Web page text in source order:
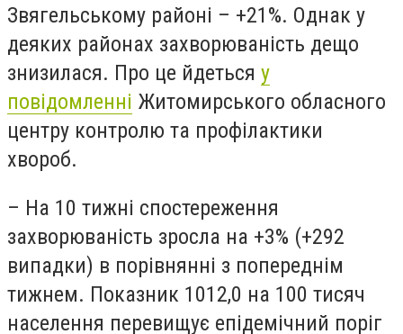
Звягельському районі – +21%. Однак у
деяких районах захворюваність дещо
знизилася. Про це йдеться у
повідомленні Житомирського обласного
центру контролю та профілактики
хвороб.
– На 10 тижні спостереження
захворюваність зросла на +3% (+292
випадки) в порівнянні з попереднім
тижнем. Показник 1012,0 на 100 тисяч
населення перевищує епідемічний поріг